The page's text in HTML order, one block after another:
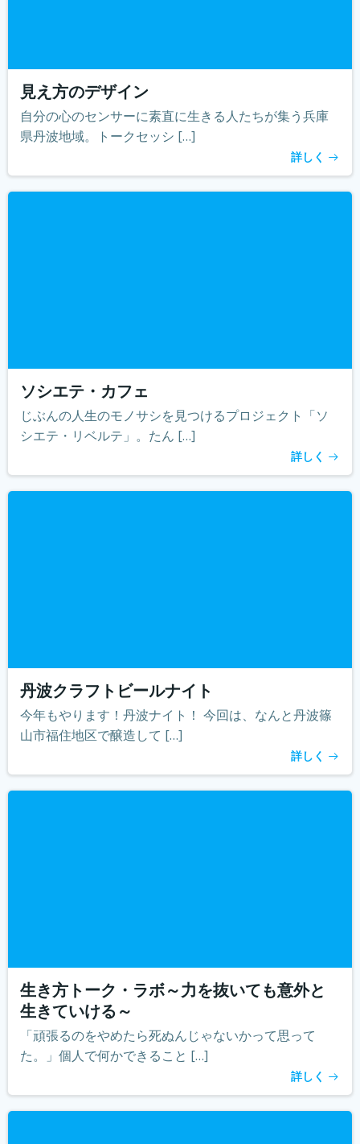
見え方のデザイン
自分の心のセンサーに素直に生きる人たちが集う兵庫
県丹波地域。トークセッシ […]
詳しく
ソシエテ・カフェ
じぶんの人生のモノサシを見つけるプロジェクト「ソ
シエテ・リベルテ」。たん […]
詳しく
丹波クラフトビールナイト
今年もやります！丹波ナイト！ 今回は、なんと丹波篠
山市福住地区で醸造して […]
詳しく
生き方トーク・ラボ～力を抜いても意外と
生きていける～
「頑張るのをやめたら死ぬんじゃないかって思って
た。」個人で何かできること […]
詳しく